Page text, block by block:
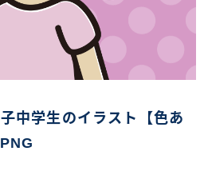
中学生のイラスト【色あ